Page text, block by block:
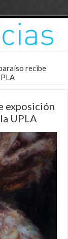
recibe
exposición
UPLA